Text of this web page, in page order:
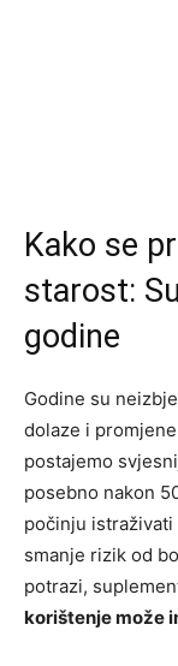
Kako se
starost:
godine
Godine su
dolaze i
postajemo
posebno nakon
počinju
smanje rizik od
potrazi,
korištenje može